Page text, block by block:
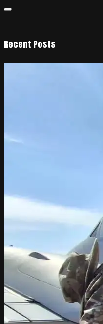
Recent Posts